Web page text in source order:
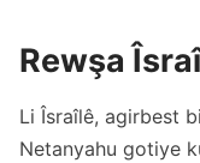
Rewşa
Li Îsraîlê, agirbest
Netanyahu gotiye